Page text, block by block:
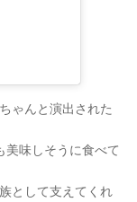
ゃんと演出された
美味しそうに食べて
として支えてくれ